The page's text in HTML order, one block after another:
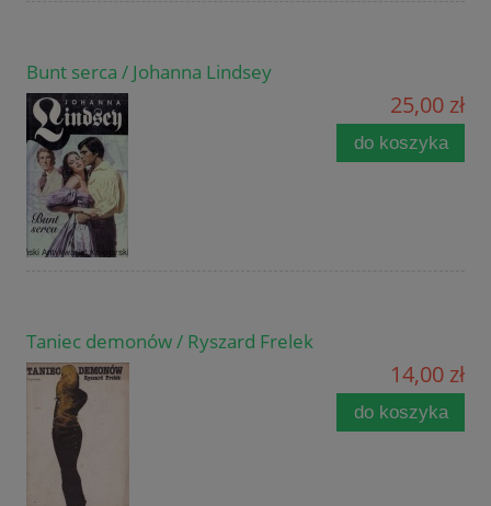
Bunt serca / Johanna Lindsey
25,00 zł
do koszyka
Taniec demonów / Ryszard Frelek
14,00 zł
do koszyka